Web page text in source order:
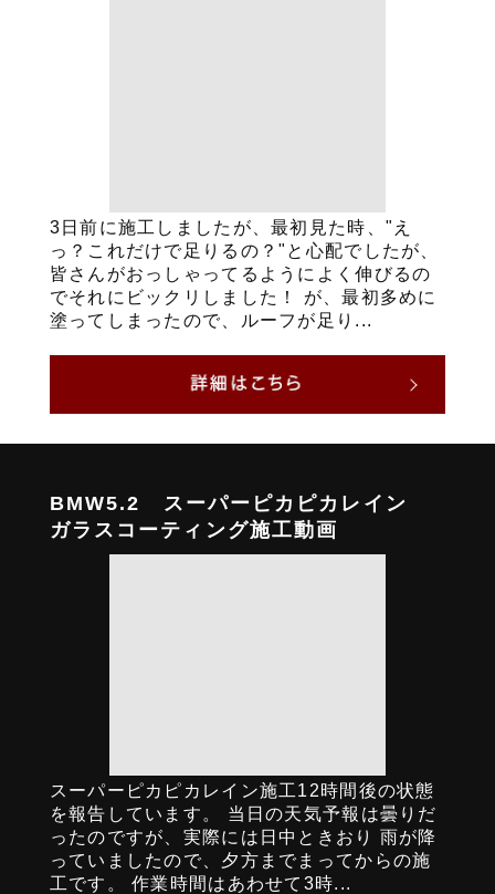
3日前に施工しましたが、最初見た時、"え
っ？これだけで足りるの？"と心配でしたが、
皆さんがおっしゃってるようによく伸びるの
でそれにビックリしました！ が、最初多めに
塗ってしまったので、ルーフが足り...
BMW5.2 スーパーピカピカレイン
ガラスコーティング施工動画
スーパーピカピカレイン施工12時間後の状態
を報告しています。 当日の天気予報は曇りだ
ったのですが、実際には日中ときおり 雨が降
っていましたので、夕方までまってからの施
工です。 作業時間はあわせて3時...